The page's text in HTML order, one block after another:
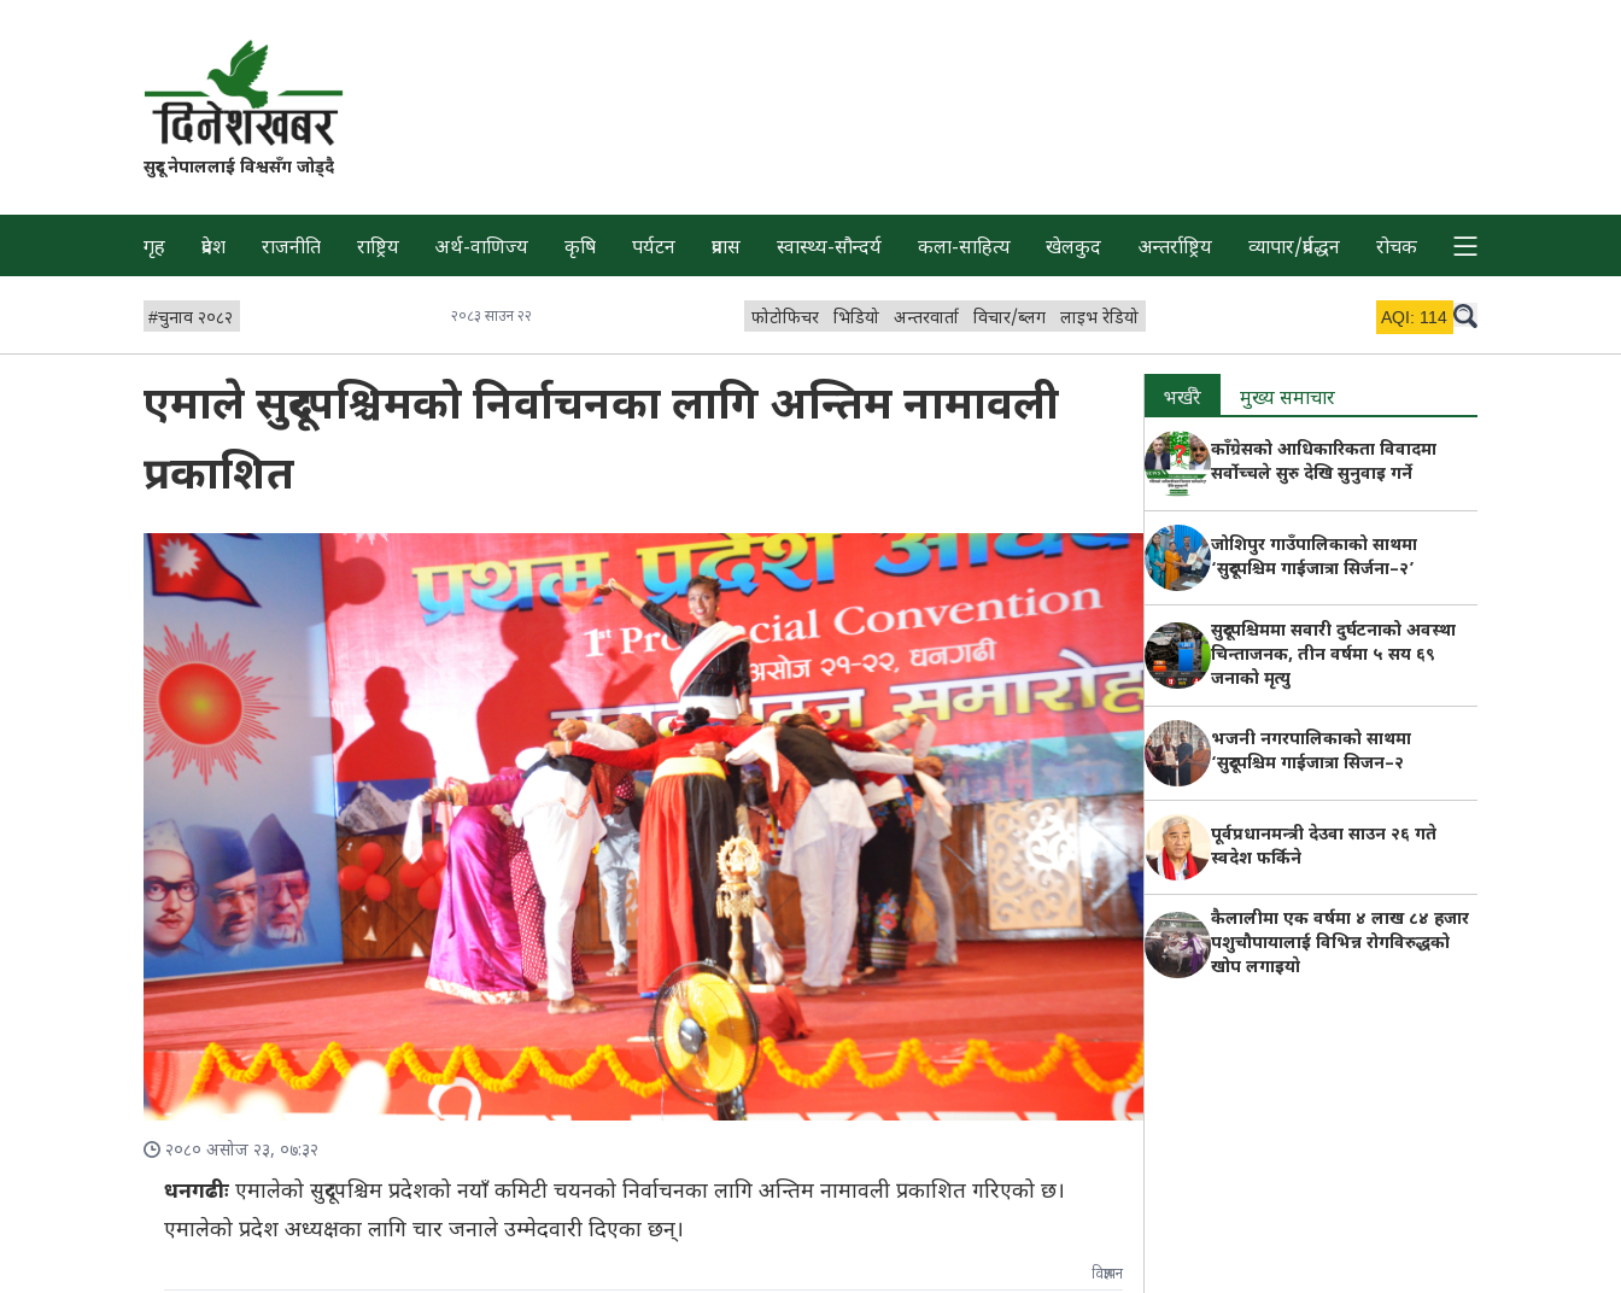
सुदूर नेपाललाई विश्वसँग जोड्दै
गृह प्रदेश राजनीति राष्ट्रिय अर्थ-वाणिज्य कृषि पर्यटन प्रवास स्वास्थ्य-सौन्दर्य कला-साहित्य खेलकुद अन्तर्राष्ट्रिय व्यापार/प्रर्वद्धन रोचक
#चुनाव २०८२ २०८३ साउन २२ फोटोफिचर भिडियो अन्तरवार्ता विचार/ब्लग लाइभ रेडियो AQI: 114
एमाले सुदूरपश्चिमको निर्वाचनका लागि अन्तिम नामावली
प्रकाशित
२०८० असोज २३, ०७:३२
धनगढीः एमालेको सुदूरपश्चिम प्रदेशको नयाँ कमिटी चयनको निर्वाचनका लागि अन्तिम नामावली प्रकाशित गरिएको छ।
एमालेको प्रदेश अध्यक्षका लागि चार जनाले उम्मेदवारी दिएका छन्।
विज्ञापन
भर्खरै मुख्य समाचार
काँग्रेसको आधिकारिकता विवादमा
सर्वोच्चले सुरु देखि सुनुवाइ गर्ने
जोशिपुर गाउँपालिकाको साथमा
‘सुदूरपश्चिम गाईजात्रा सिर्जना–२’
सुदूरपश्चिममा सवारी दुर्घटनाको अवस्था
चिन्ताजनक, तीन वर्षमा ५ सय ६९
जनाको मृत्यु
भजनी नगरपालिकाको साथमा
‘सुदूरपश्चिम गाईजात्रा सिजन–२
पूर्वप्रधानमन्त्री देउवा साउन २६ गते
स्वदेश फर्किने
कैलालीमा एक वर्षमा ४ लाख ८४ हजार
पशुचौपायालाई विभिन्न रोगविरुद्धको
खोप लगाइयाे